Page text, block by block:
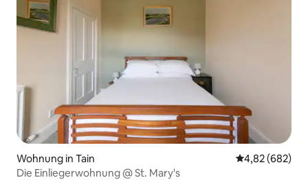
Wohnung in Tain
4,82 (682)
Die Einliegerwohnung @ St. Mary's